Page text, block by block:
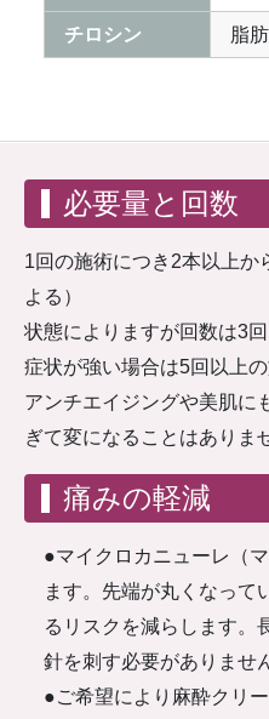
チロシン 脂
必要量と回数
1回の施術につき2本以上か
よる）
状態によりますが回数は3
症状が強い場合は5回以上
アンチエイジングや美肌に
ぎて変になることはありま
痛みの軽減
●マイクロカニューレ（
ます。先端が丸くなって
るリスクを減らします。
針を刺す必要がありませ
●ご希望により麻酔クリー